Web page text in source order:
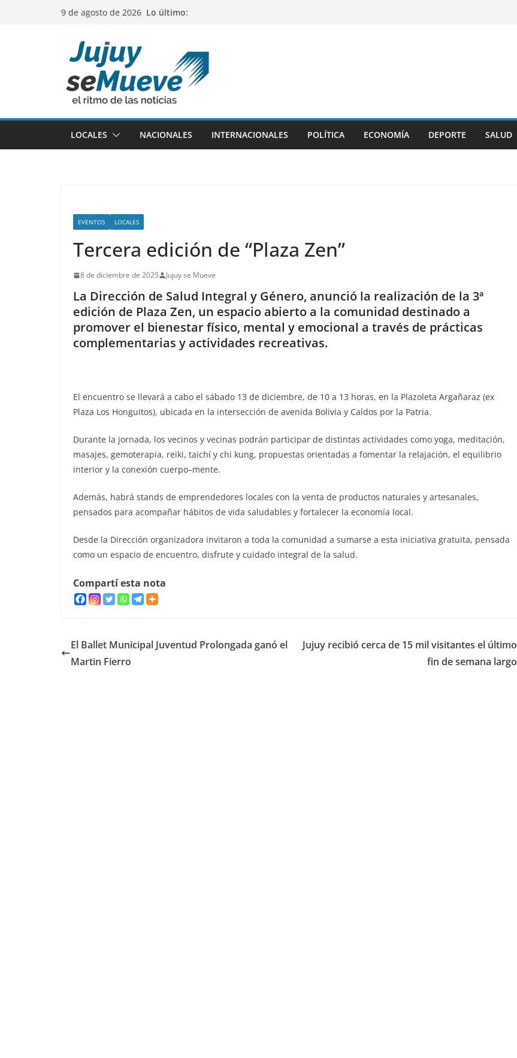
9 de agosto de 2026 Lo último:
LOCALES NACIONALES INTERNACIONALES POLÍTICA ECONOMÍA DEPORTE SALUD
EVENTOS LOCALES
Tercera edición de “Plaza Zen”
8 de diciembre de 2025 Jujuy se Mueve
La Dirección de Salud Integral y Género, anunció la realización de la 3ª
edición de Plaza Zen, un espacio abierto a la comunidad destinado a
promover el bienestar físico, mental y emocional a través de prácticas
complementarias y actividades recreativas.
El encuentro se llevará a cabo el sábado 13 de diciembre, de 10 a 13 horas, en la Plazoleta Argañaraz (ex
Plaza Los Honguitos), ubicada en la intersección de avenida Bolivia y Caídos por la Patria.
Durante la jornada, los vecinos y vecinas podrán participar de distintas actividades como yoga, meditación,
masajes, gemoterapia, reiki, taichí y chi kung, propuestas orientadas a fomentar la relajación, el equilibrio
interior y la conexión cuerpo–mente.
Además, habrá stands de emprendedores locales con la venta de productos naturales y artesanales,
pensados para acompañar hábitos de vida saludables y fortalecer la economía local.
Desde la Dirección organizadora invitaron a toda la comunidad a sumarse a esta iniciativa gratuita, pensada
como un espacio de encuentro, disfrute y cuidado integral de la salud.
Compartí esta nota
El Ballet Municipal Juventud Prolongada ganó el
Martin Fierro
Jujuy recibió cerca de 15 mil visitantes el último
fin de semana largo